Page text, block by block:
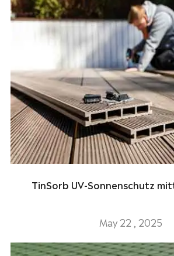
TinSorb UV-Sonnenschutz
May 22 , 2025